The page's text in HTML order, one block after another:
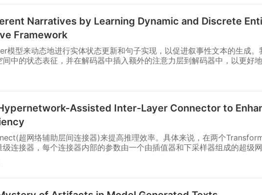
Narratives by Learning Dynamic and Discrete
Framework
模型来动态地进行实体状态更新和句子实现，以促进叙事性文本的生成。
中的状态表征，并在解码器中插入额外的注意力层到解码器中，以更好地
Assisted Inter-Layer Connector to
超网络辅助层间连接器)来提高推理效率。具体来说，在两个
连接器，每个连接器内部的参数由一个由插值器和下采样器组成的超级网